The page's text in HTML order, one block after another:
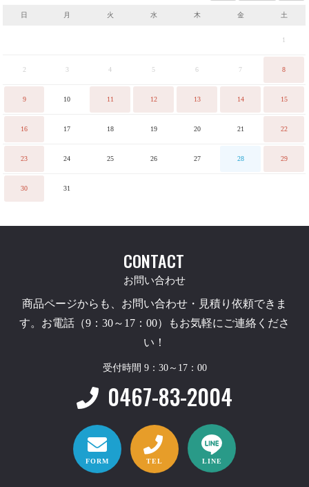
日 月 火 水 木 金 土
1
2 3 4 5 6 7 8
9 10 11 12 13 14 15
16 17 18 19 20 21 22
23 24 25 26 27 28 29
30 31
CONTACT
お問い合わせ
商品ページからも、お問い合わせ・見積り依頼できま
す。お電話（9：30～17：00）もお気軽にご連絡くださ
い！
受付時間 9：30～17：00
0467-83-2004
FORM TEL LINE